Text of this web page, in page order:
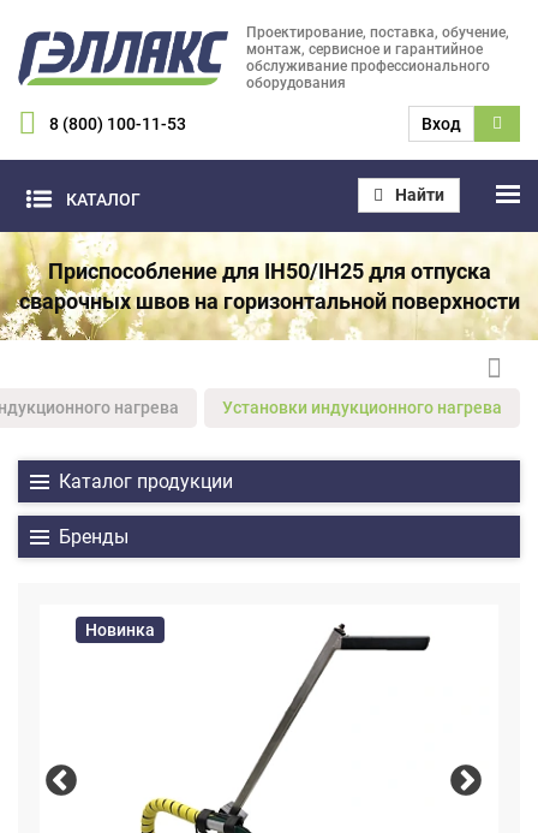
Проектирование, поставка, обучение,
монтаж, сервисное и гарантийное
обслуживание профессионального
оборудования
8 (800) 100-11-53 Вход
КАТАЛОГ Найти
Приспособление для IH50/IH25 для отпуска
сварочных швов на горизонтальной поверхности
нагрева Установки индукционного нагрева
Каталог продукции
Бренды
Новинка